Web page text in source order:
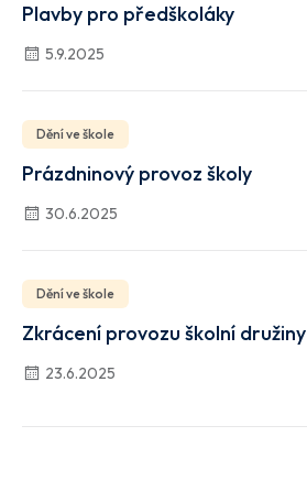
Plavby pro předškoláky
5.9.2025
Dění ve škole
Prázdninový provoz školy
30.6.2025
Dění ve škole
Zkrácení provozu školní družiny
23.6.2025